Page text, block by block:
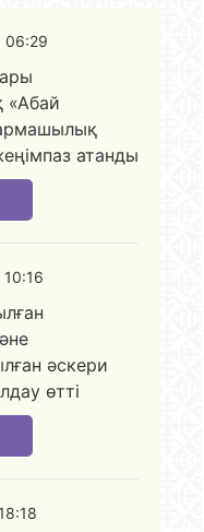
06:29
«Абай
атанды
әскери
өтті